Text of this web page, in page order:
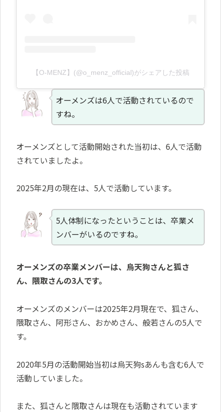
【O-MENZ】(@o_menz_official)がシェアした投稿
オーメンズは6人で活動されているので
すね。
オーメンズとして活動開始された当初は、6人で活動
されていましたよ。
2025年2月の現在は、5人で活動しています。
5人体制になったということは、卒業メ
ンバーがいるのですね。
オーメンズの卒業メンバーは、烏天狗さんと狐さ
ん、隈取さんの3人です。
オーメンズのメンバーは2025年2月現在で、狐さん、
隈取さん、阿形さん、おかめさん、般若さんの5人で
す。
2020年5月の活動開始当初は烏天狗sあんも含む6人で
活動していました。
また、狐さんと隈取さんは現在も活動されています